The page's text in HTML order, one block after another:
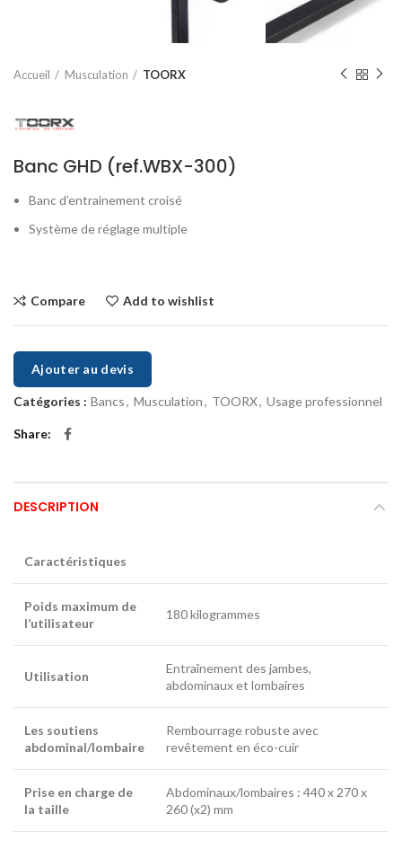
Accueil Musculation TOORX
Banc GHD (ref.WBX-300)
Banc d’entrainement croisé
Système de réglage multiple
Compare Add to wishlist
Ajouter au devis
Catégories : Bancs, Musculation, TOORX, Usage professionnel
Share
DESCRIPTION
Caractéristiques
Poids maximum de
l’utilisateur
180 kilogrammes
Utilisation
Entraînement des jambes,
abdominaux et lombaires
Les soutiens
abdominal/lombaire
Rembourrage robuste avec
revêtement en éco-cuir
Prise en charge de
la taille
Abdominaux/lombaires : 440 x 270 x
260 (x2) mm